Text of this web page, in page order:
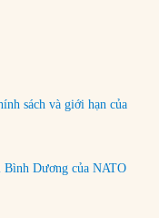
sách và giới hạn của
Dương của NATO